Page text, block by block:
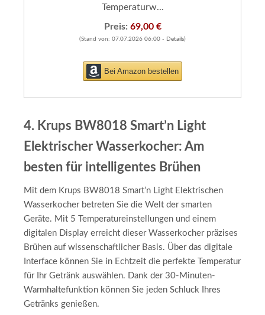
Temperaturw...
Preis: 69,00 €
(Stand von: 07.07.2026 06:00 - Details)
Bei Amazon bestellen
4. Krups BW8018 Smart’n Light
Elektrischer Wasserkocher: Am
besten für intelligentes Brühen
Mit dem Krups BW8018 Smart’n Light Elektrischen
Wasserkocher betreten Sie die Welt der smarten
Geräte. Mit 5 Temperatureinstellungen und einem
digitalen Display erreicht dieser Wasserkocher präzises
Brühen auf wissenschaftlicher Basis. Über das digitale
Interface können Sie in Echtzeit die perfekte Temperatur
für Ihr Getränk auswählen. Dank der 30-Minuten-
Warmhaltefunktion können Sie jeden Schluck Ihres
Getränks genießen.